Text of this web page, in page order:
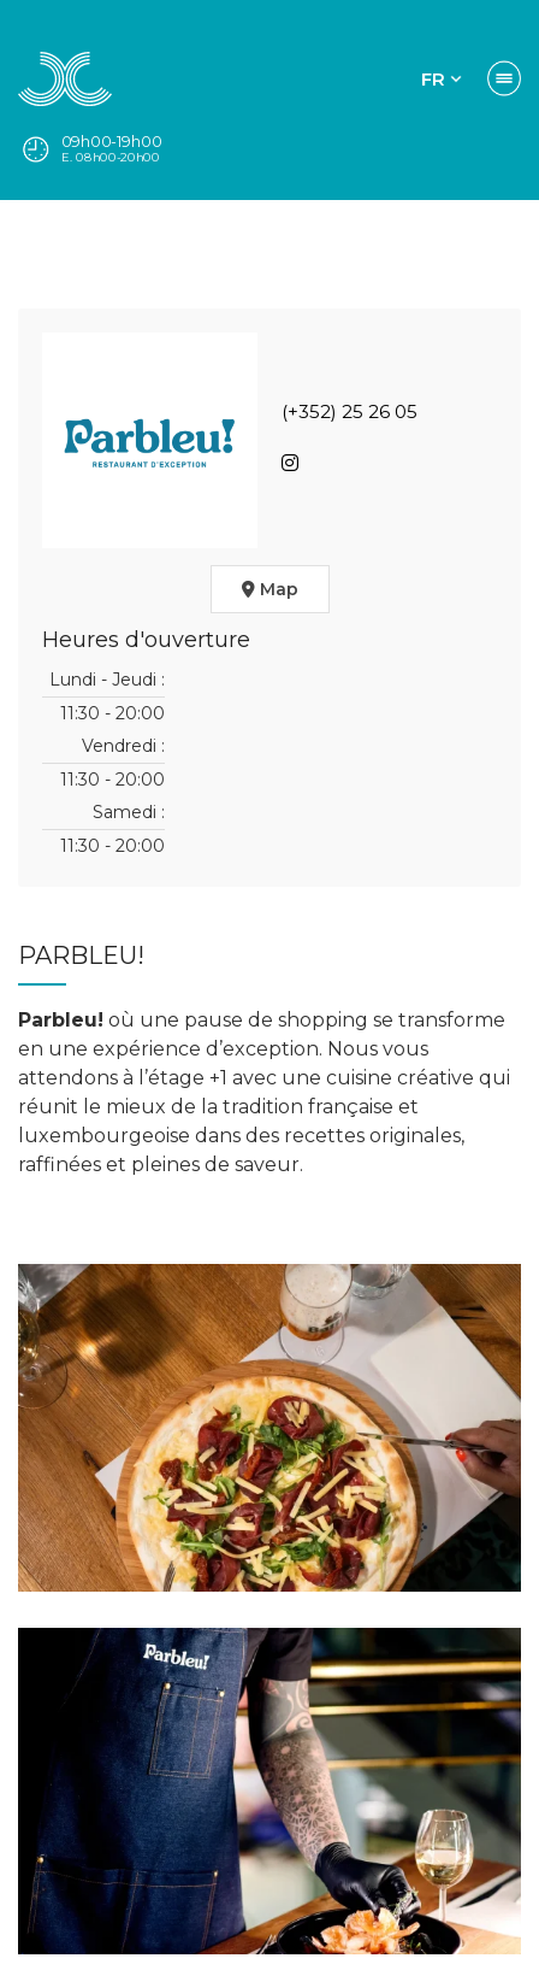
FR
09h00-19h00
E. 08h00-20h00
(+352) 25 26 05
Map
Heures d'ouverture
Lundi - Jeudi :
11:30 - 20:00
Vendredi :
11:30 - 20:00
Samedi :
11:30 - 20:00
PARBLEU!
Parbleu! où une pause de shopping se transforme
en une expérience d’exception. Nous vous
attendons à l’étage +1 avec une cuisine créative qui
réunit le mieux de la tradition française et
luxembourgeoise dans des recettes originales,
raffinées et pleines de saveur.